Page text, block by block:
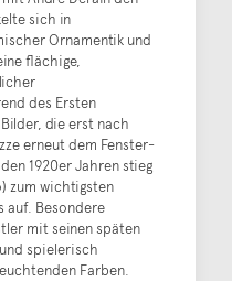
sich in
Ornamentik und
flächige,
des Ersten
die erst nach
erneut dem Fenster-
1920er Jahren stieg
zum wichtigsten
auf. Besondere
mit seinen späten
spielerisch
Farben.